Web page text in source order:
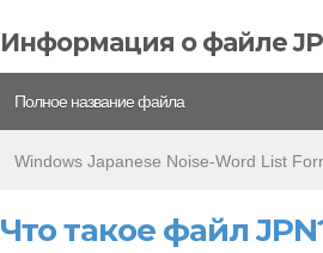
Информация о файле
Полное название файла
Windows Japanese Noise-Word List
Что такое файл